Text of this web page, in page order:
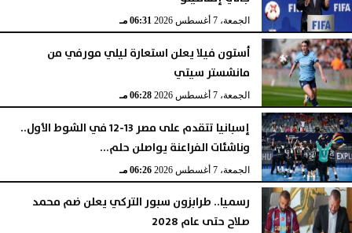
الجمعة، 7 أغسطس 2026 06:31 مـ
أستون فيلا يعلن استعارة ليلي مورفي من
مانشستر سيتي
الجمعة، 7 أغسطس 2026 06:28 مـ
إسبانيا تتقدم على مصر 13-12 في الشوط الأول..
وناشئات الفراعنة يواصلن حلم...
الجمعة، 7 أغسطس 2026 06:26 مـ
رسميا.. طرابزون سبور التركي يعلن ضم محمد
صلاح حتى عام 2028